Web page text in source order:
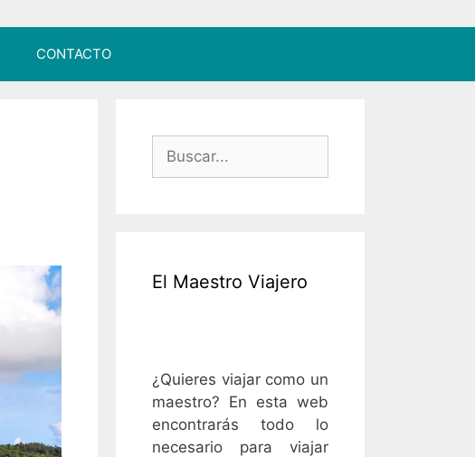
CONTACTO
Buscar:
El Maestro Viajero
¿Quieres viajar como un
maestro? En esta web
encontrarás todo lo
necesario para viajar